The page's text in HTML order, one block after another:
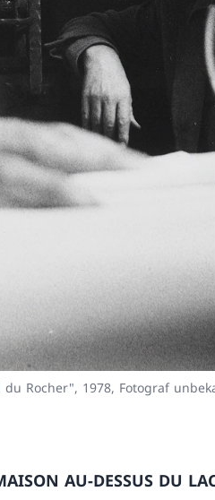
Rocher", 1978, Fotograf
AU-DESSUS DU